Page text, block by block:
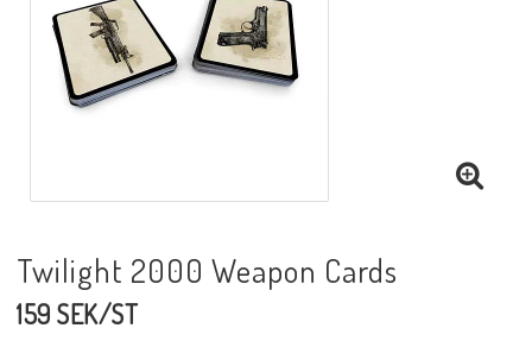
Twilight 2000 Weapon Cards
159 SEK/ST